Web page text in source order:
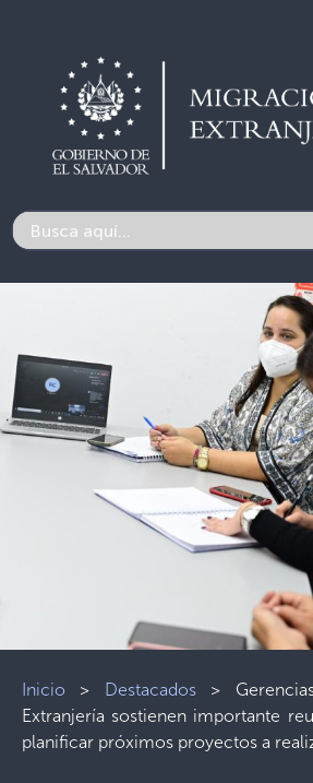
Inicio > Destacados>
Extranjería sostienen importante
planificar próximos proyectos a